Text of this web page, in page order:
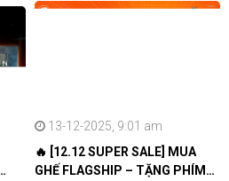
13-12-2025, 9:01 am
🔥 [12.12 SUPER SALE] MUA
GHẾ FLAGSHIP – TẶNG PHÍM